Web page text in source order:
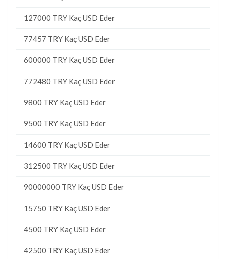
127000 TRY Kaç USD Eder
77457 TRY Kaç USD Eder
600000 TRY Kaç USD Eder
772480 TRY Kaç USD Eder
9800 TRY Kaç USD Eder
9500 TRY Kaç USD Eder
14600 TRY Kaç USD Eder
312500 TRY Kaç USD Eder
90000000 TRY Kaç USD Eder
15750 TRY Kaç USD Eder
4500 TRY Kaç USD Eder
42500 TRY Kaç USD Eder